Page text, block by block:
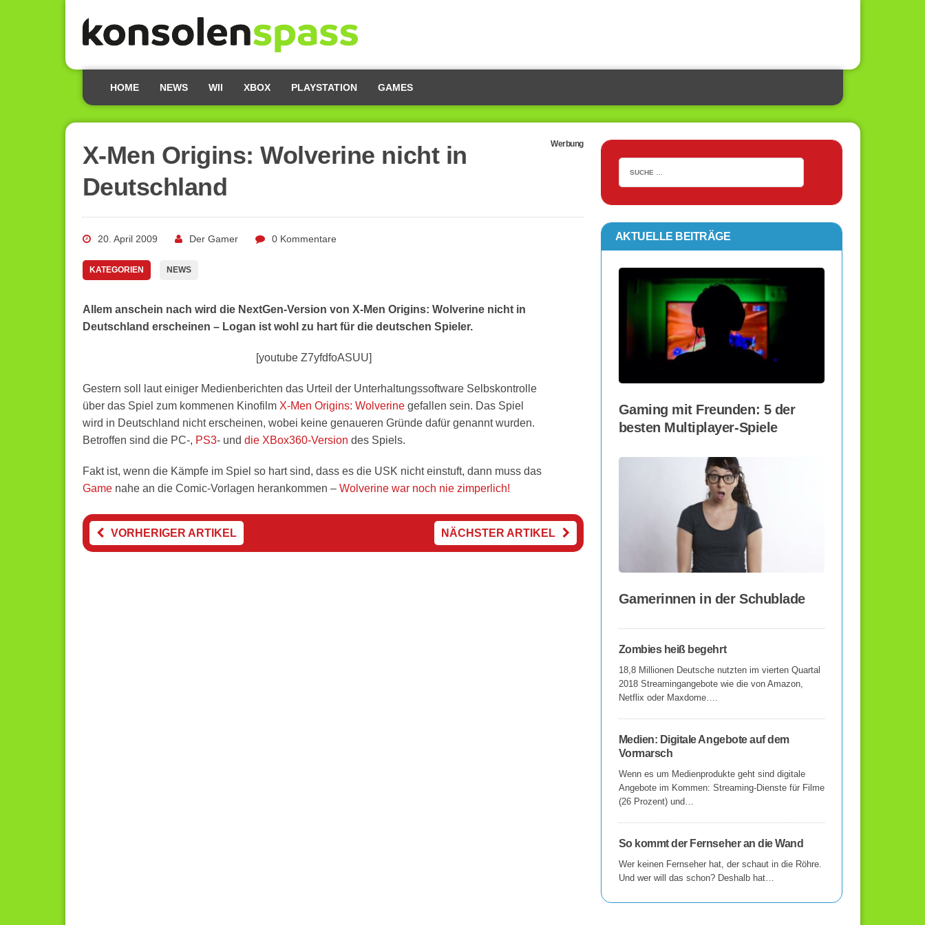
HOME NEWS WII XBOX PLAYSTATION GAMES
X-Men Origins: Wolverine nicht in
Deutschland
Werbung
20. April 2009 Der Gamer 0 Kommentare
KATEGORIEN NEWS
A llem anschein nach wird die NextGen-Version von X-Men Origins: Wolverine nicht in
Deutschland erscheinen – Logan ist wohl zu hart für die deutschen Spieler.
[youtube Z7yfdfoASUU]
Gestern soll laut einiger Medienberichten das Urteil der Unterhaltungssoftware Selbskontrolle
über das Spiel zum kommenen Kinofilm X-Men Origins: Wolverinegefallen sein. Das Spiel
wird in Deutschland nicht erscheinen, wobei keine genaueren Gründe dafür genannt wurden.
Betroffen sind die PC-, PS3- und die XBox360-Version des Spiels.
Fakt ist, wenn die Kämpfe im Spiel so hart sind, dass es die USK nicht einstuft, dann muss das
Gamenahe an die Comic-Vorlagen herankommen – Wolverine war noch nie zimperlich!
VORHERIGER ARTIKEL NÄCHSTER ARTIKEL
AKTUELLE BEITRÄGE
Gaming mit Freunden: 5 der
besten Multiplayer-Spiele
Gamerinnen in der Schublade
Zombies heiß begehrt
18,8 Millionen Deutsche nutzten im vierten Quartal
2018 Streamingangebote wie die von Amazon,
Netflix oder Maxdome….
Medien: Digitale Angebote auf dem
Vormarsch
Wenn es um Medienprodukte geht sind digitale
Angebote im Kommen: Streaming-Dienste für Filme
(26 Prozent) und…
So kommt der Fernseher an die Wand
Wer keinen Fernseher hat, der schaut in die Röhre.
Und wer will das schon? Deshalb hat…